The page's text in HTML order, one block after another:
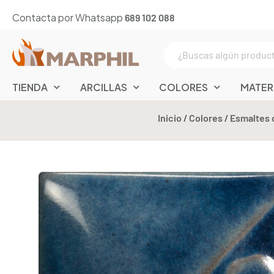
Contacta por Whatsapp 689 102 088
TIENDA ARCILLAS COLORES
Inicio / Colores/ Esmaltes